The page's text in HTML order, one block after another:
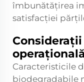
îmbunătățirea
satisfacției
operațională
Caracteristicile
biodegradabile